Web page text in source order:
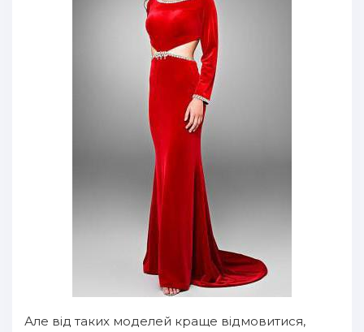
Але від таких моделей краще відмовитися,